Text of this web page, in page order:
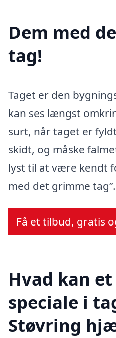
Dem med
tag!
Taget er den
kan ses længst
surt, når taget er
skidt, og måske
lyst til at være kendt
med det grimme tag”.
Få et tilbud, gratis
Hvad kan
speciale i
Støvring